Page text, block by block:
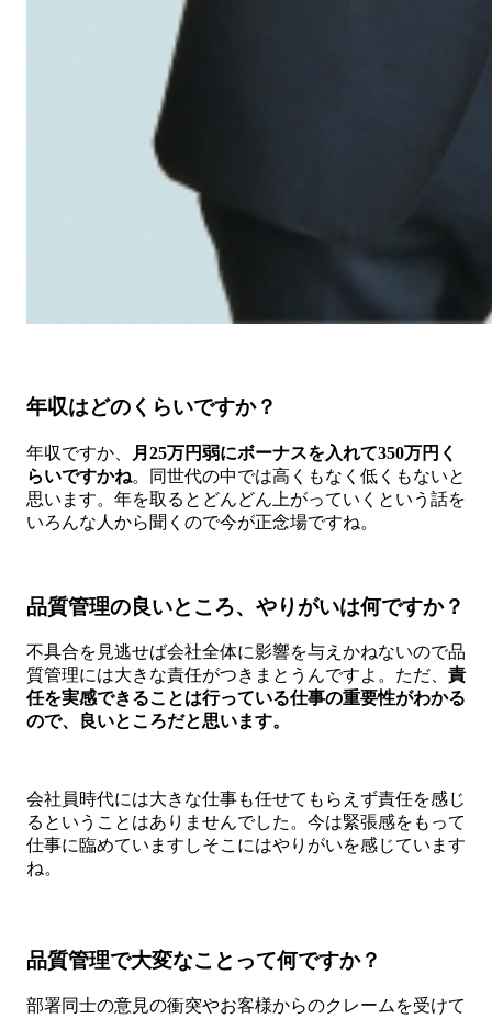
年収はどのくらいですか？
年収ですか、
月25万円弱にボーナスを入れて350万円く
らいですかね。同世代の中では高くもなく低くもないと
思います。年を取るとどんどん上がっていくという話を
いろんな人から聞くので今が正念場ですね。
品質管理の良いところ、やりがいは何ですか？
不具合を見逃せば会社全体に影響を与えかねないので品
質管理には大きな責任がつきまとうんですよ。ただ、 責
任を実感できることは行っている仕事の重要性がわかる
ので、良いところだと思います。
会社員時代には大きな仕事も任せてもらえず責任を感じ
るということはありませんでした。今は緊張感をもって
仕事に臨めていますしそこにはやりがいを感じています
ね。
品質管理で大変なことって何ですか？
部署同士の意見の衝突やお客様からのクレームを受けて